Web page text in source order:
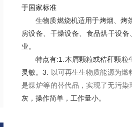
于国家标准
生物质燃烧机适用于烤烟、烤
房设备、干燥设备、食品烘干设
业。
特点有:1. 木屑颗粒或秸秆颗粒
灵敏。3.
以可再生生物质能源为燃
是煤炉等的替代品，实现了无污染
灰，操作简单，工作量小。